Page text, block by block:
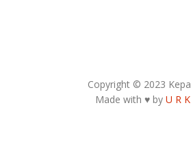
Copyright © 2023
Made with ♥ by U R